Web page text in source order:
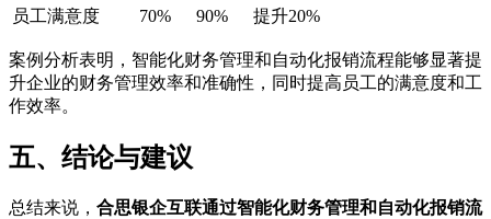
员工满意度
70% 90% 提升20%
案例分析表明，智能化财务管理和自动化报销流程能够显著提
升企业的财务管理效率和准确性，同时提高员工的满意度和工
作效率。
五、结论与建议
总结来说， 合思银企互联通过智能化财务管理和自动化报销流